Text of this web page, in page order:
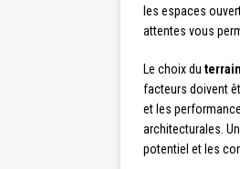
les espaces
attentes vous
Le choix du terrain
facteurs doivent
et les
architecturales.
potentiel et les